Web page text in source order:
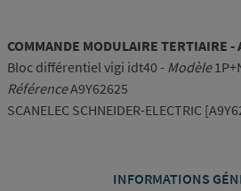
COMMANDE MODULAIRE TERTIAIRE -
Bloc différentiel vigi idt40 - Modèle
RéférenceA9Y62625
SCANELEC SCHNEIDER-ELECTRIC
INFORMATIONS